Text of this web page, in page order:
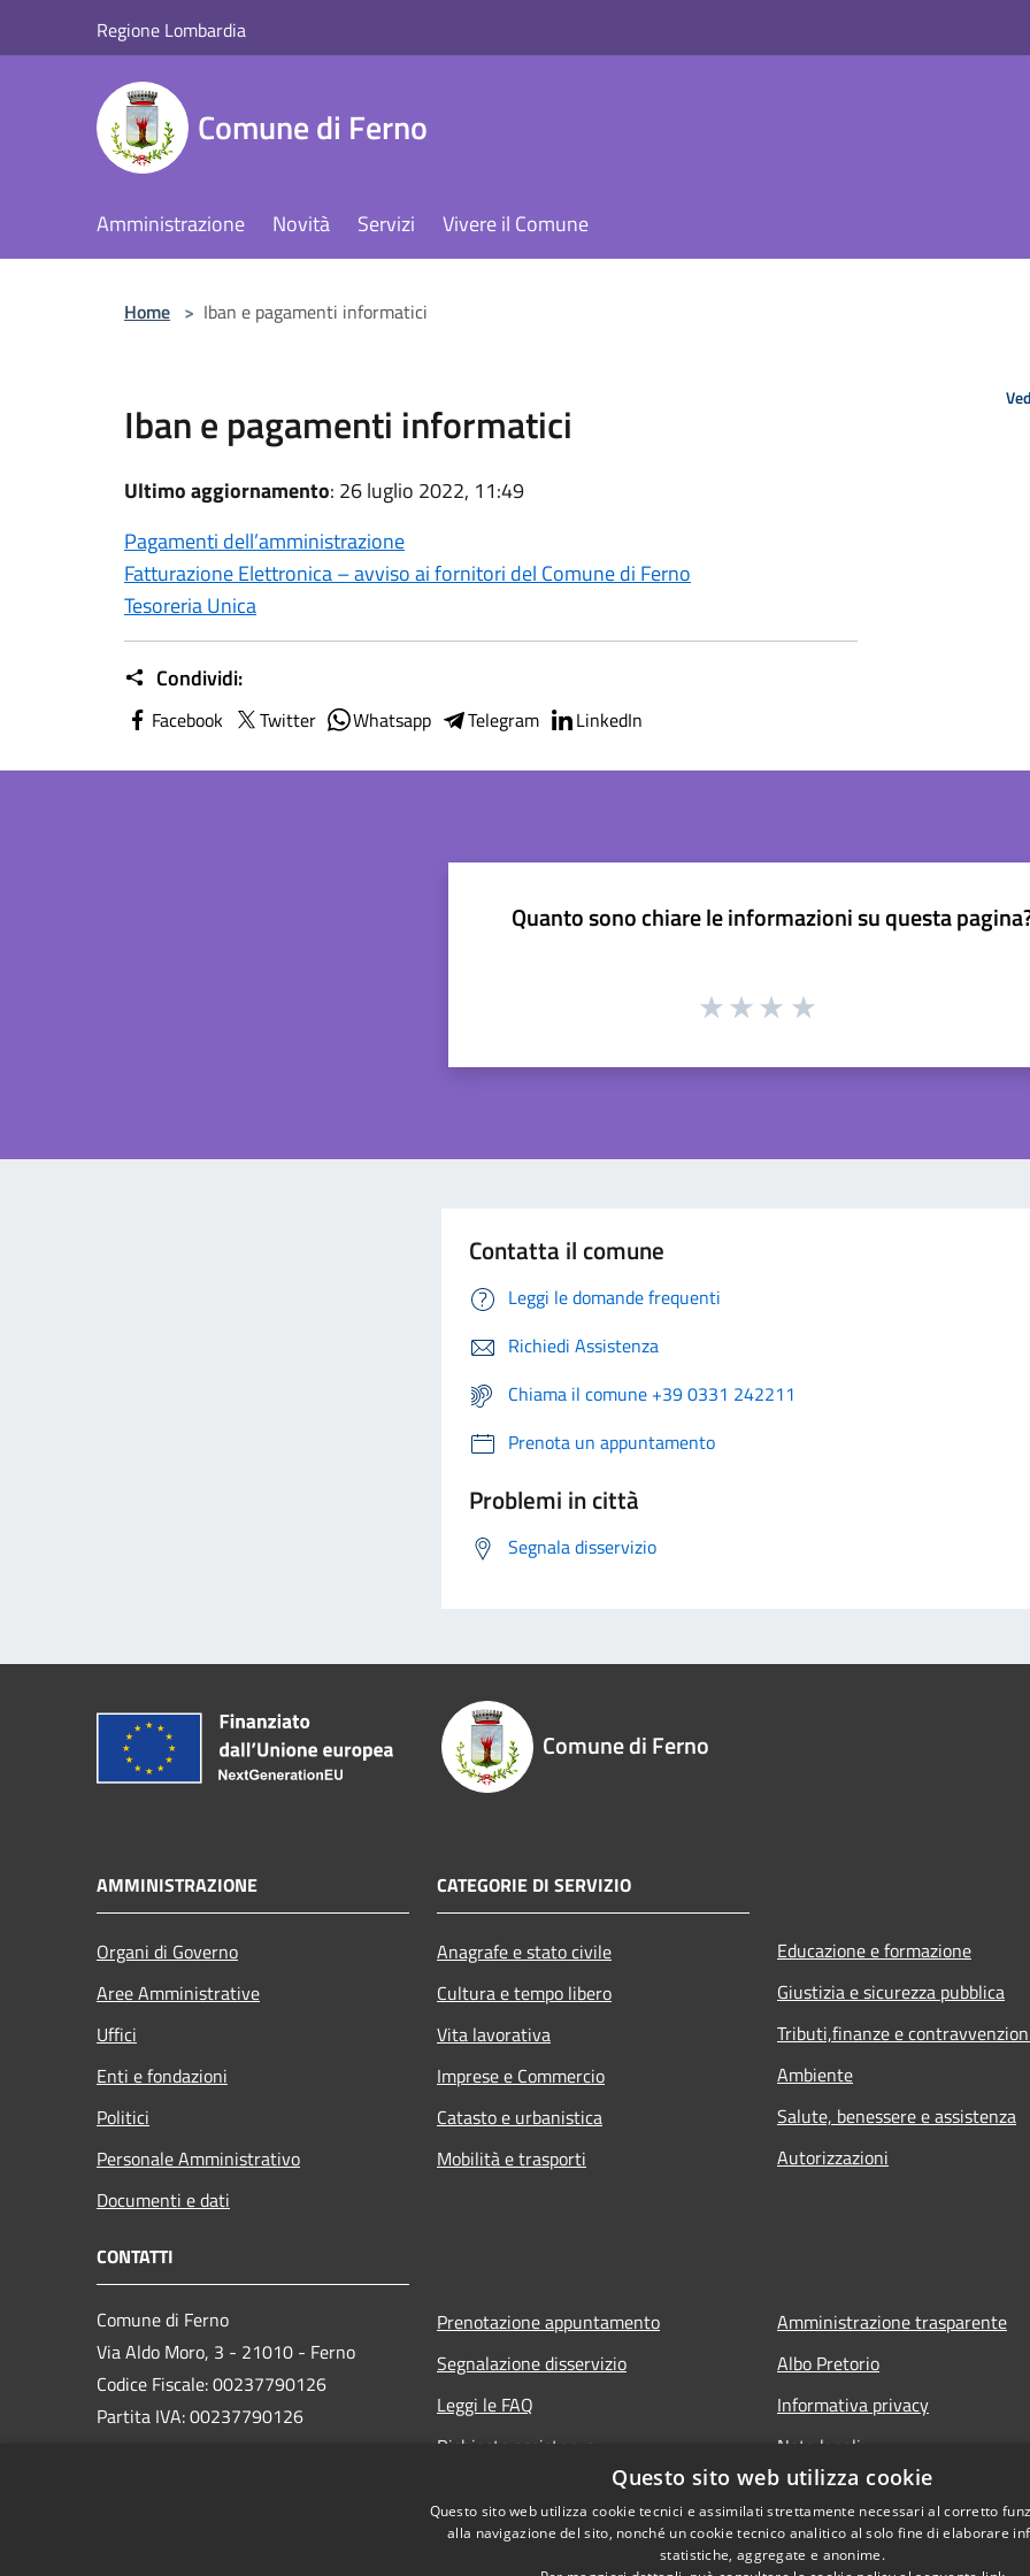
Regione Lombardia
Comune di Ferno
Amministrazione Novità Servizi Vivere il Comune
Home > Iban e pagamenti informatici
Iban e pagamenti informatici
Ultimo aggiornamento: 26 luglio 2022, 11:49
Pagamenti dell’amministrazione
Fatturazione Elettronica – avviso ai fornitori del Comune di Ferno
Tesoreria Unica
Condividi:
Facebook Twitter Whatsapp Telegram LinkedIn
Quanto sono chiare le informazioni su questa
Contatta il comune
Leggi le domande frequenti
Richiedi Assistenza
Chiama il comune +39 0331 242211
Prenota un appuntamento
Problemi in città
Segnala disservizio
Comune di Ferno
AMMINISTRAZIONE
Organi di Governo
Aree Amministrative
Uffici
Enti e fondazioni
Politici
Personale Amministrativo
Documenti e dati
CATEGORIE DI SERVIZIO
Anagrafe e stato civile
Cultura e tempo libero
Vita lavorativa
Imprese e Commercio
Catasto e urbanistica
Mobilità e trasporti
Educazione e formazione
Giustizia e sicurezza pubblica
Tributi,finanze e
Ambiente
Salute, benessere e assistenza
Autorizzazioni
CONTATTI
Comune di Ferno
Via Aldo Moro, 3 - 21010 - Ferno
Codice Fiscale: 00237790126
Partita IVA: 00237790126
Prenotazione appuntamento
Segnalazione disservizio
Leggi le FAQ
Richiesta assistenza
Amministrazione trasparente
Albo Pretorio
Informativa privacy
Note legali
Dichiarazione di accessibilità
Questo sito web utilizza cookie
Questo sito web utilizza cookie tecnici e assimilati strettamente necessari al corretto
alla navigazione del sito, nonché un cookie tecnico analitico al solo fine di elaborare
statistiche, aggregate e anonime.